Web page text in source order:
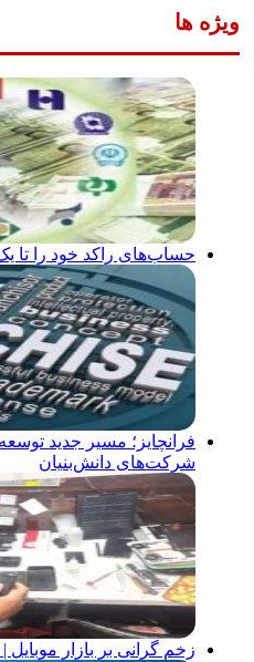
ویژه ها
حساب‌های راکد خود را تا یک
فرانچایز؛ مسیر جدید
شرکت‌های دانش‌بنیان
زخم گرانی بر بازار موبایل